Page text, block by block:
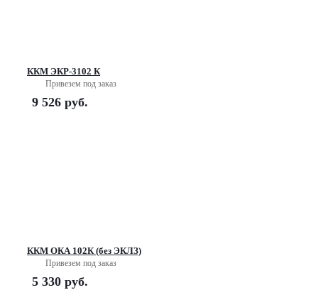
ККМ ЭКР-3102 К
Привезем под заказ
9 526 руб.
ККМ ОКА 102К (без ЭКЛЗ)
Привезем под заказ
5 330 руб.